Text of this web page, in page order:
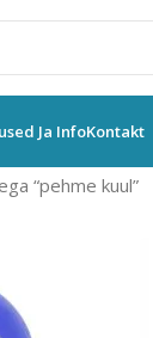
Ja InfoKontakt
“pehme kuul”